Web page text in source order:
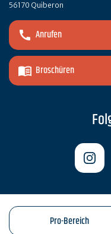
56170 Quiberon
Anrufen
Broschüren
Pro-Bereich